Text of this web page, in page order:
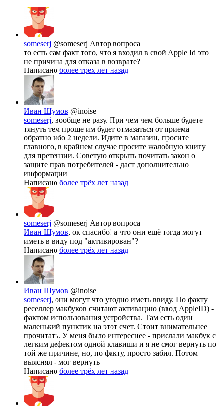
someserj @someserj Автор вопроса
то есть сам факт того, что я входил в свой Apple Id это
не причина для отказа в возврате?
Написано более трёх лет назад
Иван Шумов @inoise
someserj, вообще не разу. При чем чем больше будете
тянуть тем проще им будет отмазаться от приема
обратно ибо 2 недели. Идите в магазин, просите
главного, в крайнем случае просите жалобную книгу
для претензии. Советую открыть почитать закон о
защите прав потребителей - даст дополнительно
информации
Написано более трёх лет назад
someserj @someserj Автор вопроса
Иван Шумов, ок спасибо! а что они ещё тогда могут
иметь в виду под "активирован"?
Написано более трёх лет назад
Иван Шумов @inoise
someserj, они могут что угодно иметь ввиду. По факту
реселлер макбуков считают активацию (ввод AppleID) -
фактом использования устройства. Там есть один
маленький пунктик на этот счет. Стоит внимательнее
прочитать. У меня было интереснее - прислали макбук с
легким дефектом одной клавиши и я не смог вернуть по
той же причине, но, по факту, просто забил. Потом
выяснял - мог вернуть
Написано более трёх лет назад